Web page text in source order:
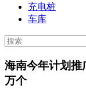
充电桩
车库
海南今年计划推
万个